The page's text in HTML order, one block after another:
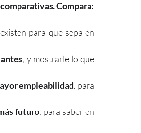
Compara:
para que sepa en
, y mostrarle lo que
empleabilidad, para
futuro, para saber en